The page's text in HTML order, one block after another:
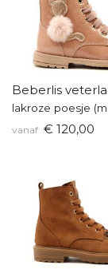
Beberlis
lakroze poesje
vanaf € 120,00